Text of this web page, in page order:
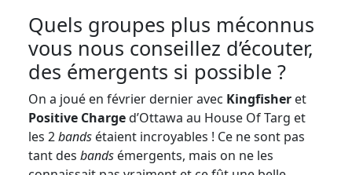
Quels groupes plus méconnus
vous nous conseillez d’écouter,
des émergents si possible ?
On a joué en février dernier avec Kingfisher et
Positive Charged’Ottawa au House Of Targ et
les 2bands étaient incroyables ! Ce ne sont pas
tant des bands émergents, mais on ne les